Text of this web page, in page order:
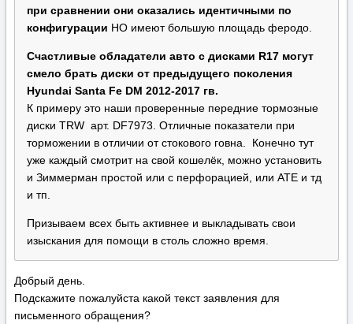
при сравнении они оказались идентичными по
конфигурации НО имеют большую площадь феродо.
Счастливые обладатели авто с дисками R17 могут
смело брать диски от предыдущего поколения
Hyundai Santa Fe DM 2012-2017 гв.
К примеру это наши проверенные передние тормозные
диски TRW арт. DF7973. Отличные показатели при
торможении в отличии от стокового говна. Конечно тут
уже каждый смотрит на свой кошелёк, можно установить
и Зиммерман простой или с перфорацией, или АТЕ и тд
и тп.
Призываем всех быть активнее и выкладывать свои
изыскания для помощи в столь сложно время.
Добрый день.
Подскажите пожалуйста какой текст заявления для
письменного обращения?